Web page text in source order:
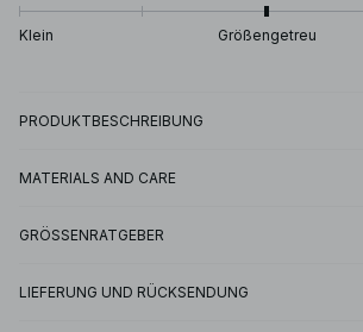
Klein Größengetreu
PRODUKTBESCHREIBUNG
MATERIALS AND CARE
GRÖSSENRATGEBER
LIEFERUNG UND RÜCKSENDUNG